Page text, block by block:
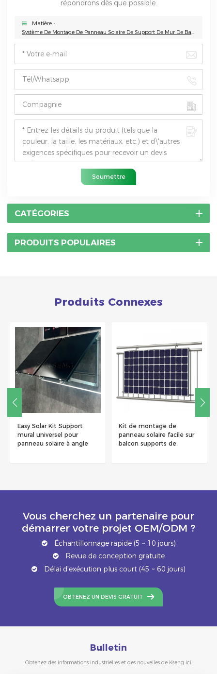
répondrons dès que possible.
Matière :
Système De Montage De Panneau Solaire De Support De Mur De Balcon Solaire Pour La Maison
Soumettre
CATÉGORIES
PRODUITS POPULAIRES
Produits Connexes
Easy Solar Kit Support
mural universel pour
panneau solaire à angle
Kit de montage de
panneau solaire facile sur
balcon supports de
Vous cherchez un partenaire pour
démarrer votre projet OEM/ODM ?
Échantillonnage rapide (5 ~ 10 jours)
Revue de conception gratuite
Délai d'exécution plus court (45 ~ 60 jours)
OBTENEZ UN DEVIS GRATUIT
Bulletin
Obtenez des informations industrielles et des nouvelles de Kseng ici.